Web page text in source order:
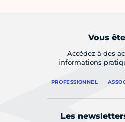
Vous
Accédez à des
informations
PROFESSIONNEL
Les